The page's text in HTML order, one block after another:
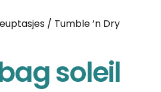
/ Tumble ’n Dry
soleil